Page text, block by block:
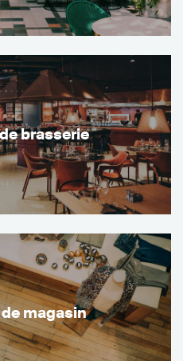
brasserie
magasin